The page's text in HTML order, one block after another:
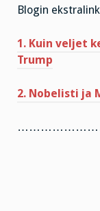
Blogin
1. Kuin veljet
Trump
2. Nobelisti ja